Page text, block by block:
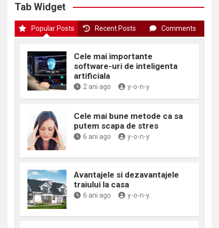
Tab Widget
Popular Posts Recent Posts Comments
Cele mai importante
software-uri de inteligenta
artificiala
2 ani ago y-o-n-y
Cele mai bune metode ca sa
putem scapa de stres
6 ani ago y-o-n-y
Avantajele si dezavantajele
traiului la casa
6 ani ago y-o-n-y